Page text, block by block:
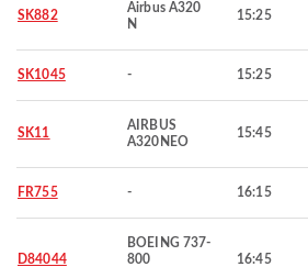
SK882
Airbus A320
N
15:25
SK1045 - 15:25
SK11
AIRBUS
A320NEO
15:45
FR755 - 16:15
D84044
BOEING 737-
800
16:45